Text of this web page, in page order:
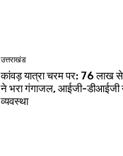
उत्तराखंड
कांवड़ यात्रा चरम पर: 76 लाख
ने भरा गंगाजल, आईजी-डीआईजी
व्यवस्था